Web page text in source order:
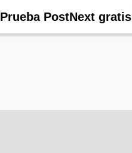
Prueba PostNext gratis